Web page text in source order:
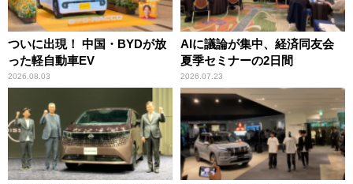
ついに出現！ 中国・BYDが放
った軽自動車EV
2026.08.03
AIに議論が集中、経済同友会
夏季セミナーの2日間
2026.07.23